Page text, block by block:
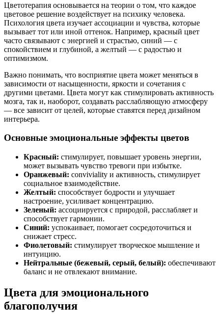
Цветотерапия основывается на теории о том, что каждое
цветовое решение воздействует на психику человека.
Психология цвета изучает ассоциации и чувства, которые
вызывает тот или иной оттенок. Например, красный цвет
часто связывают с энергией и страстью, синий — с
спокойствием и глубиной, а желтый — с радостью и
оптимизмом.
Важно понимать, что восприятие цвета может меняться в
зависимости от насыщенности, яркости и сочетания с
другими цветами. Цвета могут как стимулировать активность
мозга, так и, наоборот, создавать расслабляющую атмосферу
— все зависит от целей, которые ставятся перед дизайном
интерьера.
Основные эмоциональные эффекты цветов
Красный: стимулирует, повышает уровень энергии,
может вызывать чувство тревоги при избытке.
Оранжевый: conviviality и активность, стимулирует
социальное взаимодействие.
Желтый: способствует бодрости и улучшает
настроение, усиливает концентрацию.
Зеленый: ассоциируется с природой, расслабляет и
способствует гармонии.
Синий: успокаивает, помогает сосредоточиться и
снижает стресс.
Фиолетовый: стимулирует творческое мышление и
интуицию.
Нейтральные (бежевый, серый, белый): обеспечивают
баланс и не отвлекают внимание.
Цвета для эмоционального
благополучия